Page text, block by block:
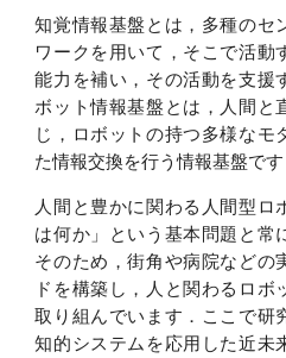
知覚情報基盤とは，多種のセ
ワークを用いて，そこで活動
能力を補い，その活動を支援
ボット情報基盤とは，人間と
じ，ロボットの持つ多様なモ
た情報交換を行う情報基盤です
人間と豊かに関わる人間型ロ
は何か」という基本問題と常
そのため，街角や病院などの
ドを構築し，人と関わるロボ
取り組んでいます．ここで研
知的システムを応用した近未